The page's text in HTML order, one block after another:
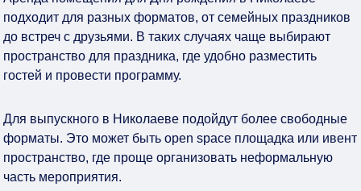
подходит для разных форматов, от семейных праздников
до встреч с друзьями. В таких случаях чаще выбирают
пространство для праздника, где удобно разместить
гостей и провести программу.
Для выпускного в Николаеве подойдут более свободные
форматы. Это может быть open space площадка или ивент
пространство, где проще организовать неформальную
часть мероприятия.